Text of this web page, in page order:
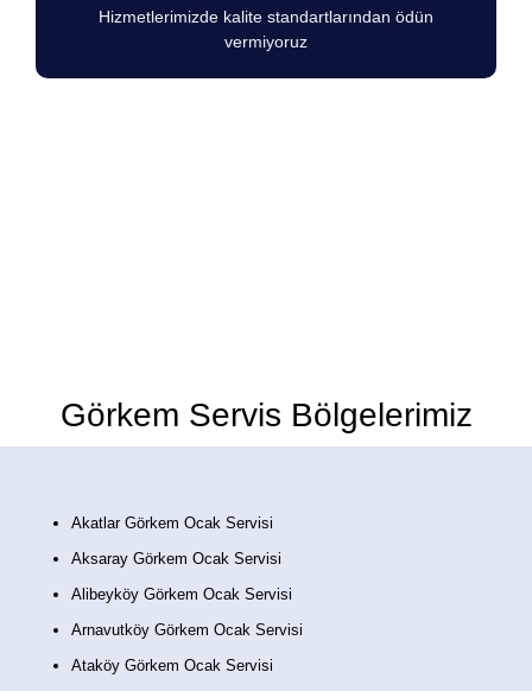
Hizmetlerimizde kalite standartlarından ödün
vermiyoruz
Görkem Servis Bölgelerimiz
Akatlar Görkem Ocak Servisi
Aksaray Görkem Ocak Servisi
Alibeyköy Görkem Ocak Servisi
Arnavutköy Görkem Ocak Servisi
Ataköy Görkem Ocak Servisi